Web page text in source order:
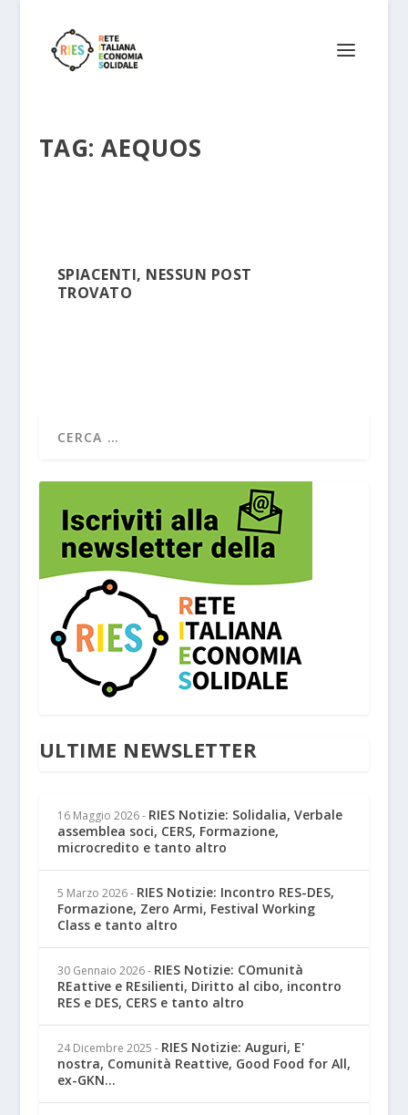
TAG:AEQUOS
SPIACENTI, NESSUN POST
TROVATO
ULTIME NEWSLETTER
16 Maggio 2026 - RIES Notizie: Solidalia, Verbale
assemblea soci, CERS, Formazione,
microcredito e tanto altro
5 Marzo 2026 - RIES Notizie: Incontro RES-DES,
Formazione, Zero Armi, Festival Working
Class e tanto altro
30 Gennaio 2026 - RIES Notizie: COmunità
REattive e REsilienti, Diritto al cibo, incontro
RES e DES, CERS e tanto altro
24 Dicembre 2025 - RIES Notizie: Auguri, E'
nostra, Comunità Reattive, Good Food for All,
ex-GKN...